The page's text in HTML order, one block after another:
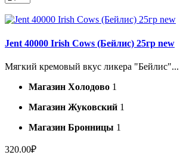
Jent 40000 Irish Cows (Бейлис) 25гр new
Мягкий кремовый вкус ликера "Бейлис"...
Магазин Холодово 1
Магазин Жуковский 1
Магазин Бронницы 1
320.00₽